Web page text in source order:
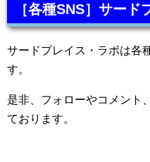
［各種SNS］サード
サードプレイス・ラボは各
す。
是非、フォローやコメント
ております。